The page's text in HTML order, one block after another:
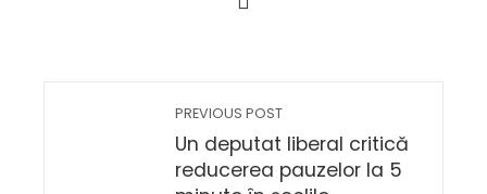
PREVIOUS POST
Un deputat liberal critică
reducerea pauzelor la 5